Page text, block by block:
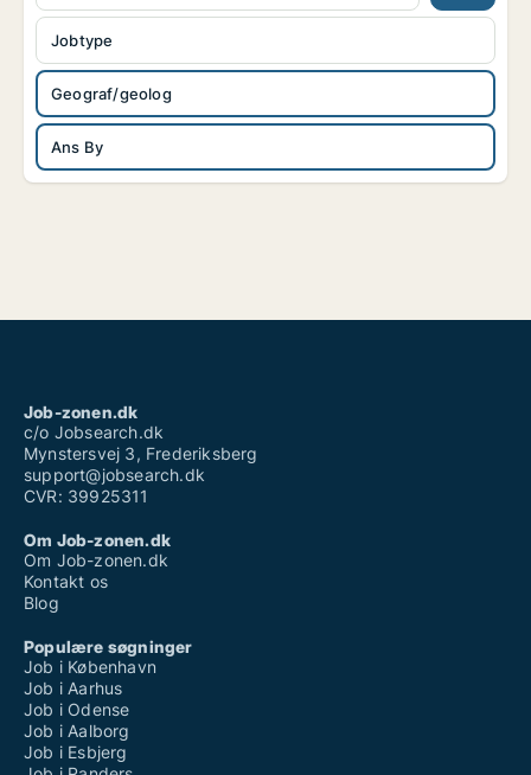
Geograf/geolog
Ans By
Jobtype
Job-zonen.dk
c/o Jobsearch.dk
Mynstersvej 3, Frederiksberg
support@jobsearch.dk
CVR: 39925311
Om Job-zonen.dk
Om Job-zonen.dk
Kontakt os
Blog
Populære søgninger
Job i København
Job i Aarhus
Job i Odense
Job i Aalborg
Job i Esbjerg